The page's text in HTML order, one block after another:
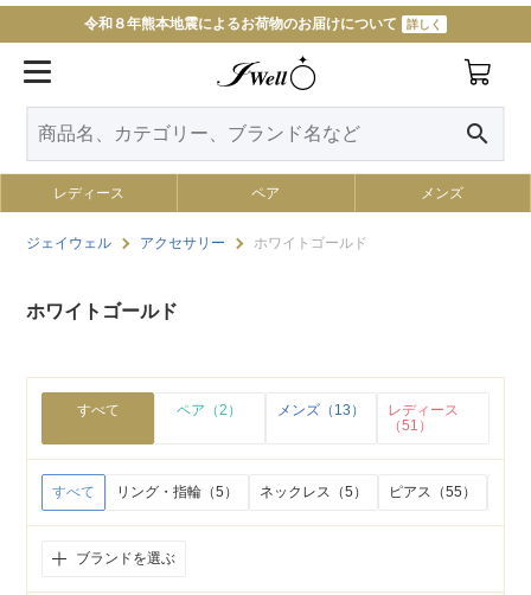
令和８年熊本地震によるお荷物のお届けについて 詳しく
search
レディース ペア メンズ
ジェイウェル アクセサリー ホワイトゴールド
ホワイトゴールド
すべて ペア（2） メンズ（13）
レディース
（51）
すべて リング・指輪（5） ネックレス（5） ピアス（55）
ブランドを選ぶ